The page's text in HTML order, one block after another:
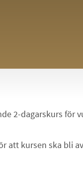
2-dagarskurs för
att kursen ska bli